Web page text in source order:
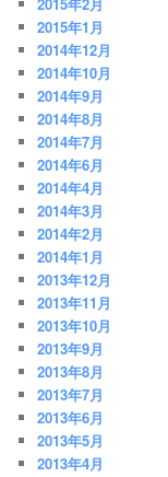
2015年1月
2014年12月
2014年10月
2014年9月
2014年8月
2014年7月
2014年6月
2014年4月
2014年3月
2014年2月
2014年1月
2013年12月
2013年11月
2013年10月
2013年9月
2013年8月
2013年7月
2013年6月
2013年5月
2013年4月